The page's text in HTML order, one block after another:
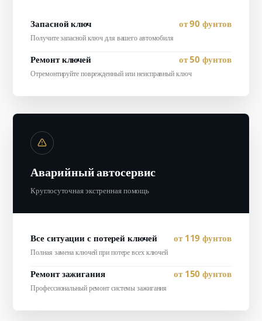
Запасной ключ от 90 фунтов
Получите запасной ключ для вашего автомобиля
Ремонт ключей от 50 фунтов
Отремонтируйте поврежденный или неисправный ключ
Аварийный автосервис
Круглосуточная экстренная помощь
Все ситуации с потерей ключей от 119 фунтов
Полная замена ключей при потере всех ключей
Ремонт зажигания от 150 фунтов
Профессиональный ремонт системы зажигания